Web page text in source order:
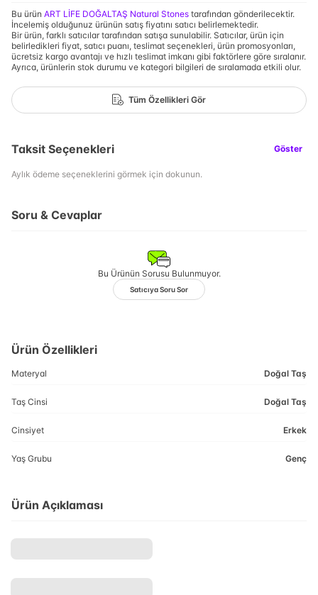
Bu ürün ART LİFE DOĞALTAŞ Natural Stones tarafından gönderilecektir.
İncelemiş olduğunuz ürünün satış fiyatını satıcı belirlemektedir.
Bir ürün, farklı satıcılar tarafından satışa sunulabilir. Satıcılar, ürün için
belirledikleri fiyat, satıcı puanı, teslimat seçenekleri, ürün promosyonları,
ücretsiz kargo avantajı ve hızlı teslimat imkanı gibi faktörlere göre sıralanır.
Ayrıca, ürünlerin stok durumu ve kategori bilgileri de sıralamada etkili olur.
Tüm Özellikleri Gör
Taksit Seçenekleri Göster
Aylık ödeme seçeneklerini görmek için dokunun.
Soru & Cevaplar
Bu Ürünün Sorusu Bulunmuyor.
Satıcıya Soru Sor
Ürün Özellikleri
Materyal Doğal Taş
Taş Cinsi Doğal Taş
Cinsiyet Erkek
Yaş Grubu Genç
Ürün Açıklaması